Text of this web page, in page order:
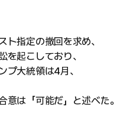
ト指定の撤回を求め、
を起こしており、
プ大統領は4月、
意は「可能だ」と述べた。